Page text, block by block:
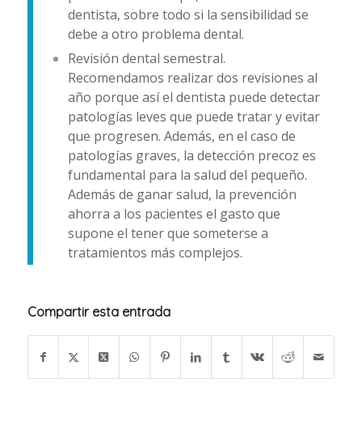
dentista, sobre todo si la sensibilidad se
debe a otro problema dental.
Revisión dental semestral.
Recomendamos realizar dos revisiones al
año porque así el dentista puede detectar
patologías leves que puede tratar y evitar
que progresen. Además, en el caso de
patologías graves, la detección precoz es
fundamental para la salud del pequeño.
Además de ganar salud, la prevención
ahorra a los pacientes el gasto que
supone el tener que someterse a
tratamientos más complejos.
Compartir esta entrada